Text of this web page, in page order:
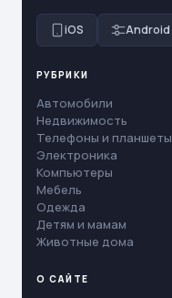
iOS Android
РУБРИКИ
Автомобили
Недвижимость
Телефоны и планшеты
Электроника
Компьютеры
Мебель
Одежда
Детям и мамам
Животные дома
О САЙТЕ